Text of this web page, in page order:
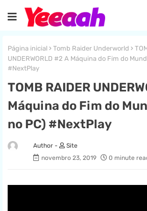
Página inicial Tomb Raider Underworld
UNDERWORLD #2 A Máquina do Fim do
#NextPlay
TOMB RAIDER
Máquina do Fim do
no PC) #NextPlay
Site
novembro 23, 2019
0 minute